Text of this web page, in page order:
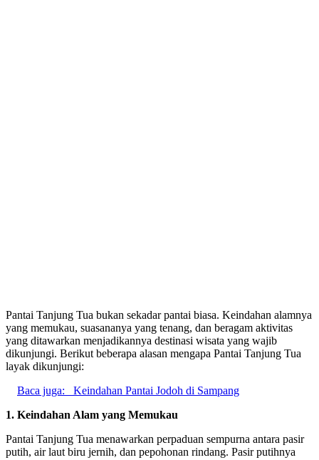
Pantai Tanjung Tua bukan sekadar pantai biasa. Keindahan alamnya
yang memukau, suasananya yang tenang, dan beragam aktivitas
yang ditawarkan menjadikannya destinasi wisata yang wajib
dikunjungi. Berikut beberapa alasan mengapa Pantai Tanjung Tua
layak dikunjungi:
Baca juga:
Keindahan Pantai Jodoh di Sampang
1. Keindahan Alam yang Memukau
Pantai Tanjung Tua menawarkan perpaduan sempurna antara pasir
putih, air laut biru jernih, dan pepohonan rindang. Pasir putihnya